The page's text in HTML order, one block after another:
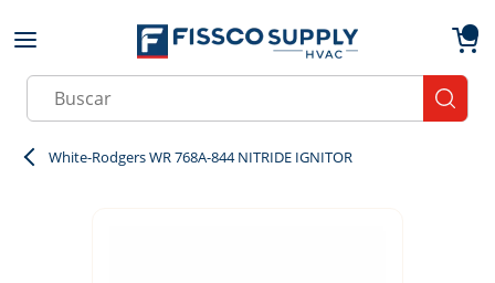
Skip to main content
Site Search
White-Rodgers WR 768A-844 NITRIDE IGNITOR